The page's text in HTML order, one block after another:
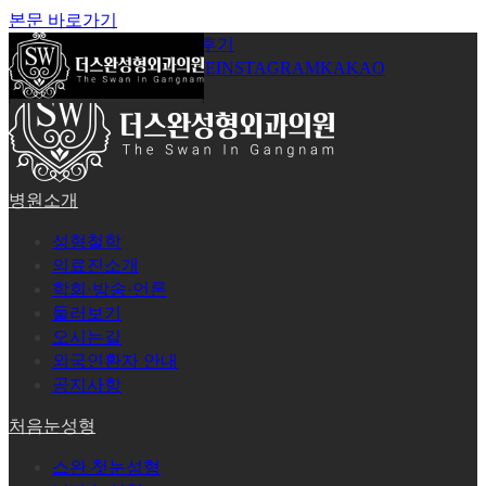
본문 바로가기
공지사항
시술후기
로그인회원가입YOUTUBEINSTAGRAMKAKAO
병원소개
성형철학
의료진소개
학회·방송·언론
둘러보기
오시는길
외국인환자 안내
공지사항
처음눈성형
스완 첫눈성형